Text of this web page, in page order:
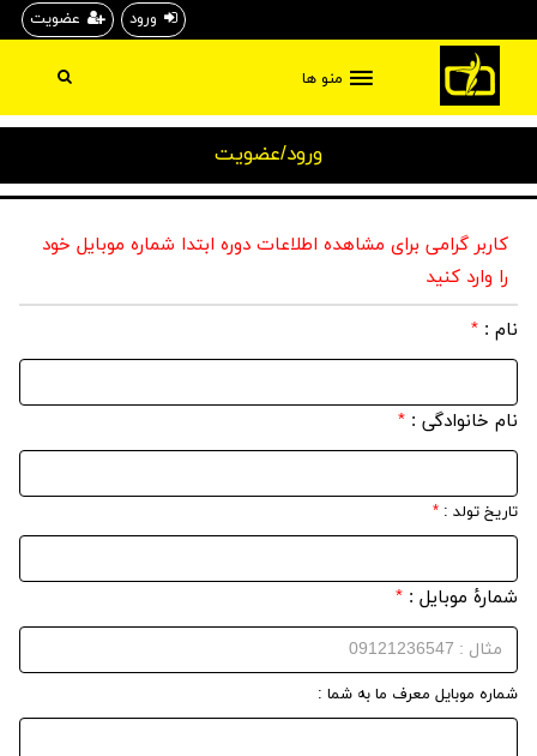
عضویت ورود
منو ها
ورود/عضویت
کاربر گرامی برای مشاهده اطلاعات دوره ابتدا شماره موبایل خود
را وارد کنید
نام : *
نام خانوادگی : *
تاریخ تولد : *
شمارهٔ موبایل : *
شماره موبایل معرف ما به شما :